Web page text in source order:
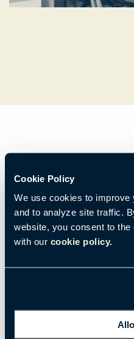
Cookie Policy
We use cookies to improve
and to analyze site traffic.
website, you consent to
with our cookie policy.
connexion et
Dansl’écosystème Work from
plateforme centrale : c’est un
des espaces flexibles,
environnement où les